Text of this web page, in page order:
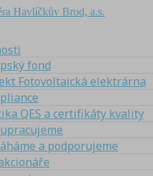
fond
Fotovoltaická elektrárna
QES a certifikáty kvality
a podporujeme